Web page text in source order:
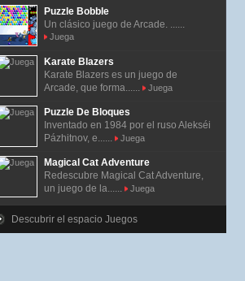
Puzzle Bobble
Un clásico juego de Arcade. ......
Juega
Karate Blazers
Karate Blazers es un juego de
Arcade, que forma......
Juega
Puzzle De Bloques
Inventado en 1984 por el ruso Alekséi
Pázhitnov, e......
Juega
Magical Cat Adventure
Redescubre Magical Cat Adventure,
un juego de la......
Juega
Descubrir el espacio Juegos